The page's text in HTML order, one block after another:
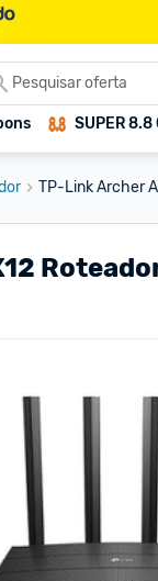
SUPER 8.8
TP-Link Archer